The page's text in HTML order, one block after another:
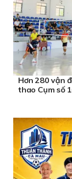
Hơn 280 vận
thao Cụm số